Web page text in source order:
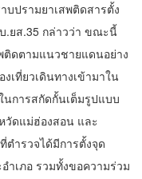
ปรามยาเสพติดสารตั้ง
.ยส.35 กล่าวว่า ขณะนี้
ติดตามแนวชายแดนอย่าง
เที่ยวเดินทางเข้ามาใน
นการสกัดกั้นเต็มรูปแบบ
วัดแม่ฮ่องสอน และ
ตำรวจได้มีการตั้งจุด
ำเภอ รวมทั้งขอความร่วม